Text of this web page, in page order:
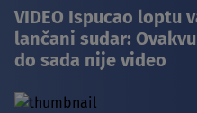
VIDEO Ispucao loptu
lančani sudar:
do sada nije video